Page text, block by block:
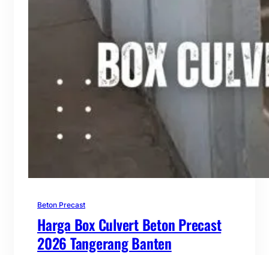
Beton Precast
Harga Box Culvert Beton Precast
2026 Tangerang Banten